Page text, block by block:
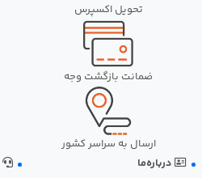
تحویل اکسپرس
ضمانت بازگشت وجه
ارسال به سراسر کشور
درباره‌ما